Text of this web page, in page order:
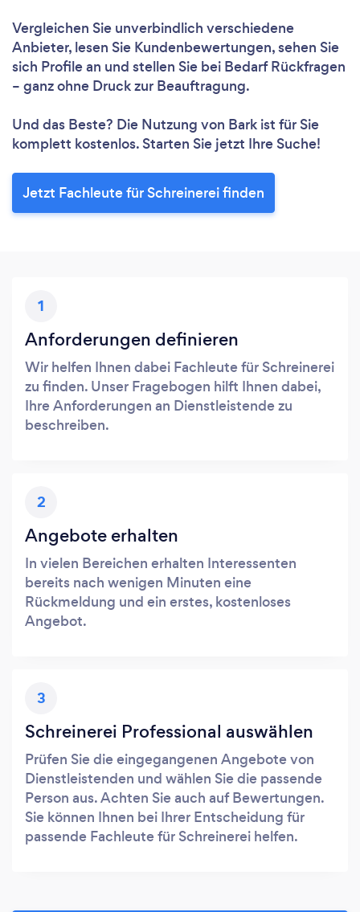
Vergleichen Sie unverbindlich verschiedene
Anbieter, lesen Sie Kundenbewertungen, sehen Sie
sich Profile an und stellen Sie bei Bedarf Rückfragen
– ganz ohne Druck zur Beauftragung.
Und das Beste? Die Nutzung von Bark ist für Sie
komplett kostenlos. Starten Sie jetzt Ihre Suche!
Jetzt Fachleute für Schreinerei finden
1
Anforderungen definieren
Wir helfen Ihnen dabei Fachleute für Schreinerei
zu finden. Unser Fragebogen hilft Ihnen dabei,
Ihre Anforderungen an Dienstleistende zu
beschreiben.
2
Angebote erhalten
In vielen Bereichen erhalten Interessenten
bereits nach wenigen Minuten eine
Rückmeldung und ein erstes, kostenloses
Angebot.
3
Schreinerei Professional auswählen
Prüfen Sie die eingegangenen Angebote von
Dienstleistenden und wählen Sie die passende
Person aus. Achten Sie auch auf Bewertungen.
Sie können Ihnen bei Ihrer Entscheidung für
passende Fachleute für Schreinerei helfen.